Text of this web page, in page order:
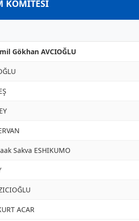
KOMİTESİ
Gökhan AVCIOĞLU
Sakva ESHIKUMO
ACAR